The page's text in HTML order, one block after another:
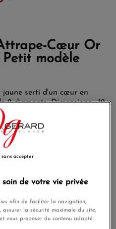
Cœur Or
modèle
serti d'un cœur en
2 diamants.Dimensions : 12 x
GVS
: 41 cm, 39.5 cm et 38 cm
de votre vie privée
afin de faciliter la navigation,
la sécurité maximale du site,
vous proposer du contenu adapté.
accepter